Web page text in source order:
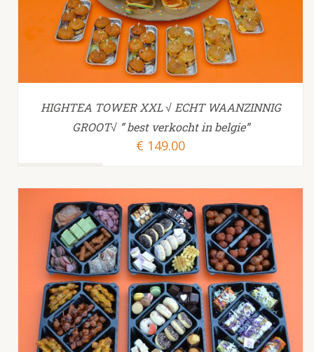
HIGHTEA TOWER XXL √ ECHT WAANZINNIG
GROOT√ ” best verkocht in belgie”
€ 149.00
TOEVOEGEN AAN WINKELWAGEN /